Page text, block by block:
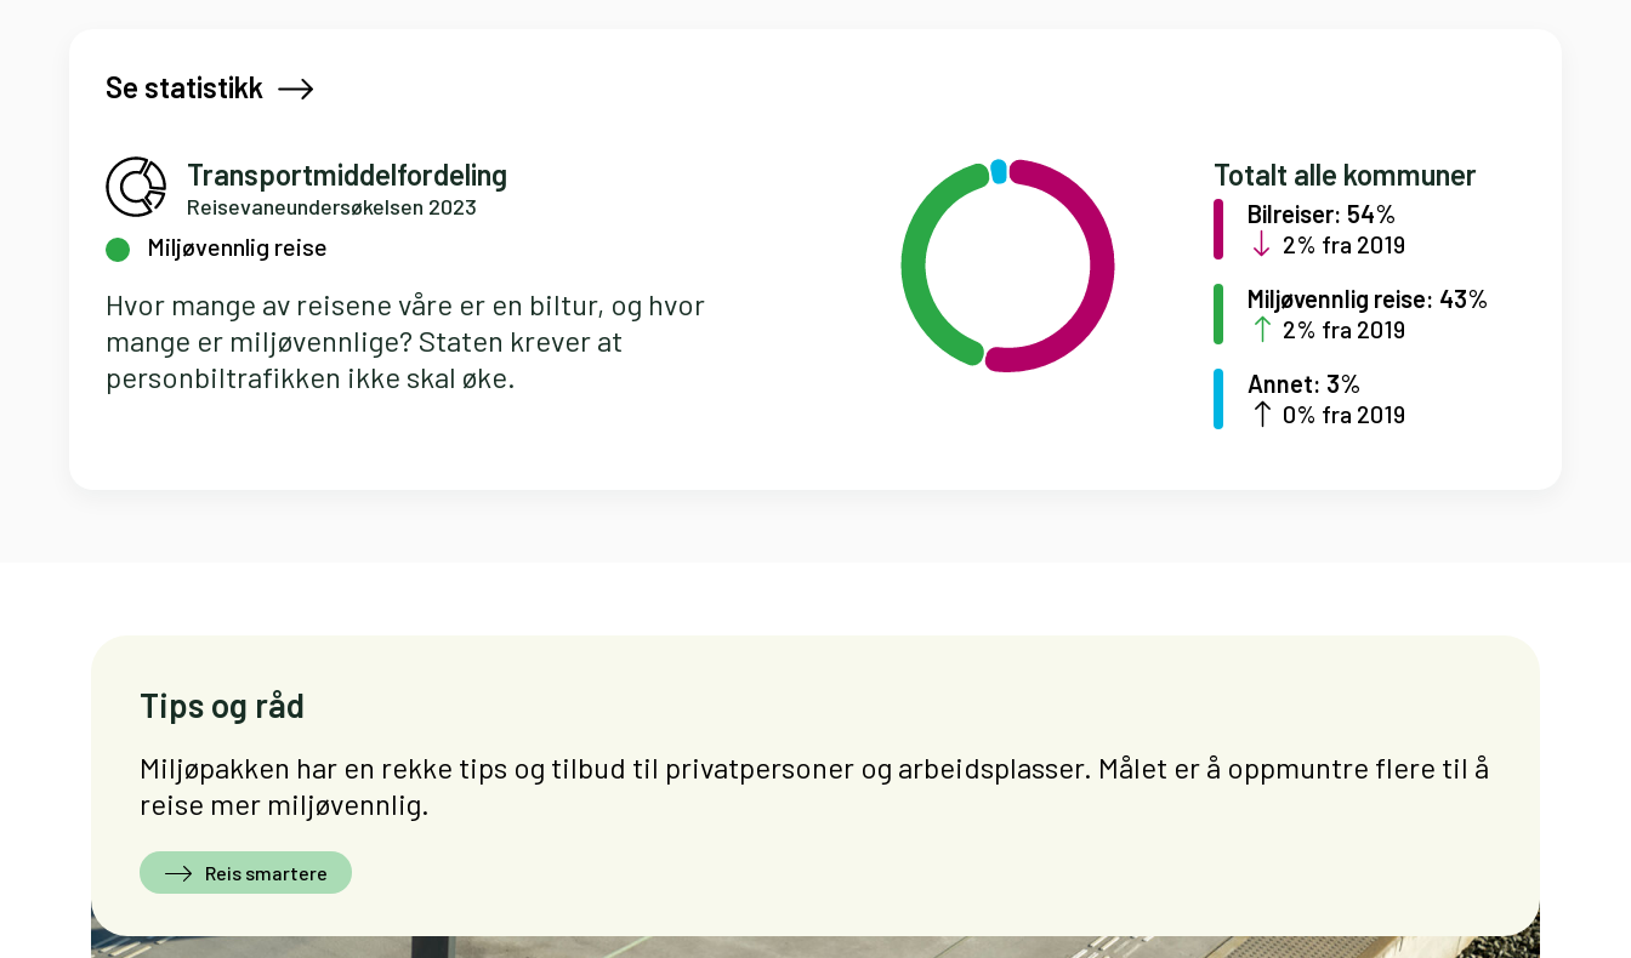
Se statistikk
Transportmiddelfordeling
Reisevaneundersøkelsen 2023
Miljøvennlig reise
Hvor mange av reisene våre er en biltur, og hvor
mange er miljøvennlige? Staten krever at
personbiltrafikken ikke skal øke.
Totalt alle kommuner
Bilreiser: 54%
2% fra 2019
Miljøvennlig reise: 43%
2% fra 2019
Annet: 3%
0% fra 2019
Tips og råd
Miljøpakken har en rekke tips og tilbud til privatpersoner og arbeidsplasser. Målet er å oppmuntre flere til å
reise mer miljøvennlig.
Reis smartere